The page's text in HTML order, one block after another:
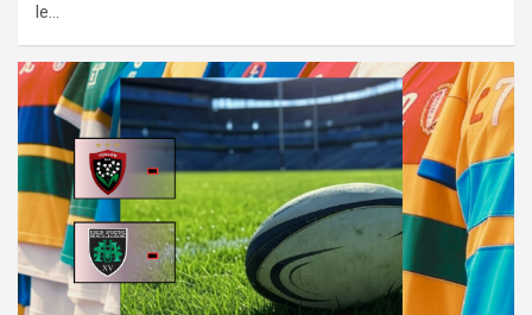
le…